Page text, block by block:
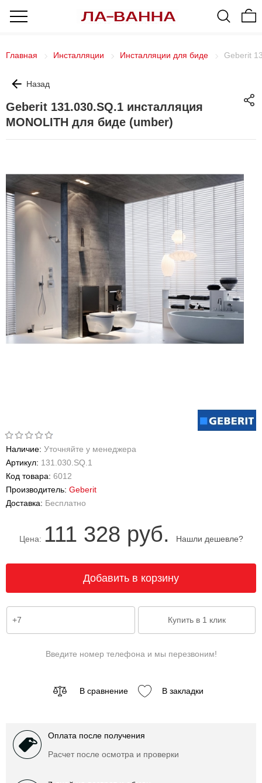
Главная Инсталляции Инсталляции для биде Geberit
Назад
Geberit 131.030.SQ.1 инсталляция
MONOLITH для биде (umber)
Наличие: Уточняйте у менеджера
Артикул: 131.030.SQ.1
Код товара: 6012
Производитель: Geberit
Доставка: Бесплатно
Цена: 111 328 руб. Нашли дешевле?
Введите номер телефона и мы перезвоним!
В сравнение В закладки
Оплата после получения
Расчет после осмотра и проверки